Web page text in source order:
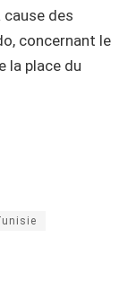
cause des
concernant le
la place du